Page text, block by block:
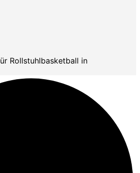
Rollstuhlbasketball in